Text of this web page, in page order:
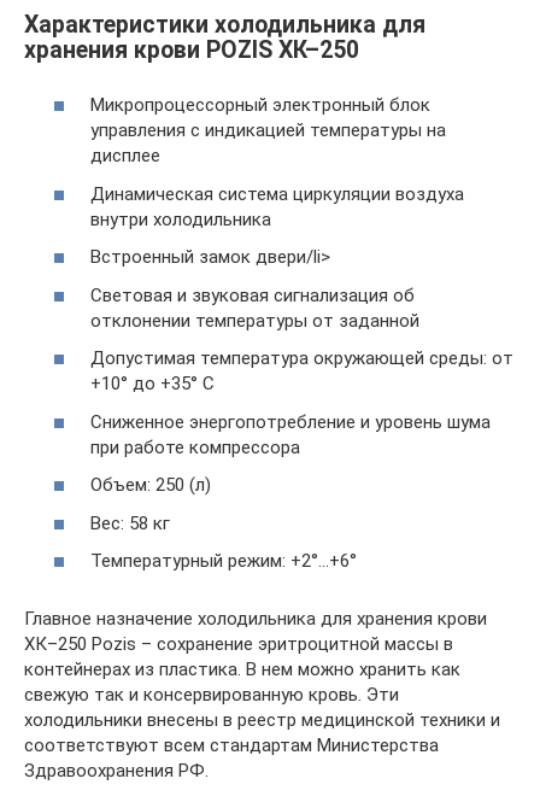
Характеристики холодильника для
хранения крови POZIS ХК–250
Микропроцессорный электронный блок
управления с индикацией температуры на
дисплее
Динамическая система циркуляции воздуха
внутри холодильника
Встроенный замок двери/li>
Световая и звуковая сигнализация об
отклонении температуры от заданной
Допустимая температура окружающей среды: от
+10° до +35° С
Сниженное энергопотребление и уровень шума
при работе компрессора
Объем: 250 (л)
Вес: 58 кг
Температурный режим: +2°…+6°
Главное назначение холодильника для хранения крови
ХК–250 Pozis – сохранение эритроцитной массы в
контейнерах из пластика. В нем можно хранить как
свежую так и консервированную кровь. Эти
холодильники внесены в реестр медицинской техники и
соответствуют всем стандартам Министерства
Здравоохранения РФ.